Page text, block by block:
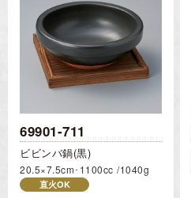
69901-711
ビビンバ鍋(黒)
20.5×7.5cm･1100cc 1040g
直火OK